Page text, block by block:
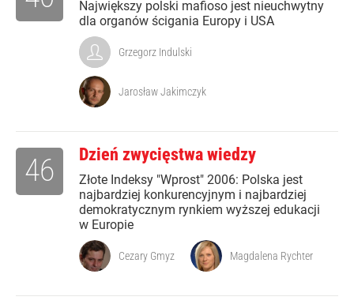
Największy polski mafioso jest nieuchwytny
dla organów ścigania Europy i USA
Grzegorz Indulski
Jarosław Jakimczyk
Dzień zwycięstwa wiedzy
Złote Indeksy "Wprost" 2006: Polska jest
najbardziej konkurencyjnym i najbardziej
demokratycznym rynkiem wyższej edukacji
w Europie
46
Cezary Gmyz Magdalena Rychter